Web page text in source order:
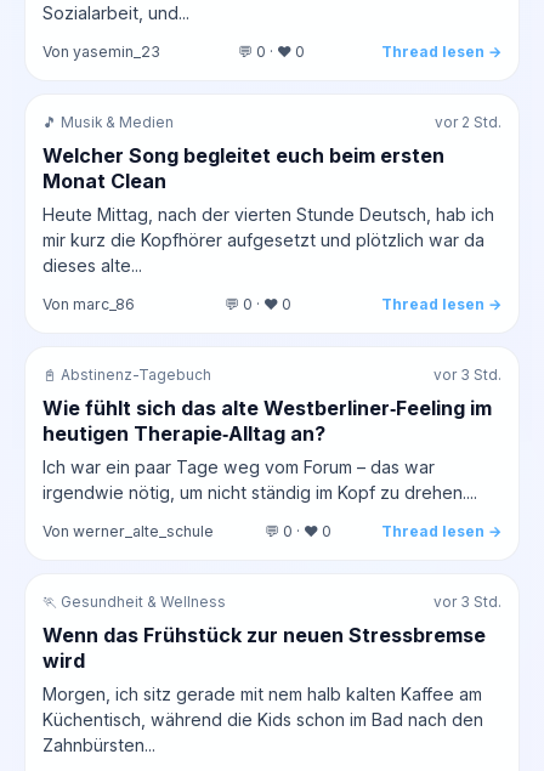
Sozialarbeit, und...
Von yasemin_23 💬 0 · ❤️ 0 Thread lesen →
🎵 Musik & Medien vor 2 Std.
Welcher Song begleitet euch beim ersten
Monat Clean
Heute Mittag, nach der vierten Stunde Deutsch, hab ich
mir kurz die Kopfhörer aufgesetzt und plötzlich war da
dieses alte...
Von marc_86 💬 0 · ❤️ 0 Thread lesen →
📓 Abstinenz-Tagebuch vor 3 Std.
Wie fühlt sich das alte Westberliner‑Feeling im
heutigen Therapie‑Alltag an?
Ich war ein paar Tage weg vom Forum – das war
irgendwie nötig, um nicht ständig im Kopf zu drehen....
Von werner_alte_schule 💬 0 · ❤️ 0 Thread lesen →
🏃 Gesundheit & Wellness vor 3 Std.
Wenn das Frühstück zur neuen Stressbremse
wird
Morgen, ich sitz gerade mit nem halb kalten Kaffee am
Küchentisch, während die Kids schon im Bad nach den
Zahnbürsten...